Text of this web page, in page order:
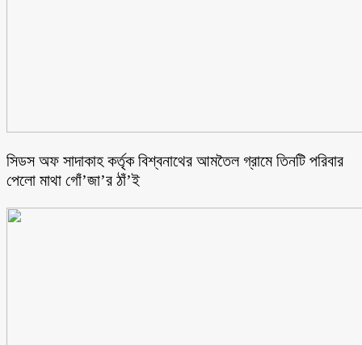
সিডস অফ সাদাকাহ কর্তৃক বিশ্বনাথের আমতৈল গ্রামে তিনটি পরিবার
পেলো মাথা গোঁ’জা’র ঠাঁ’ই